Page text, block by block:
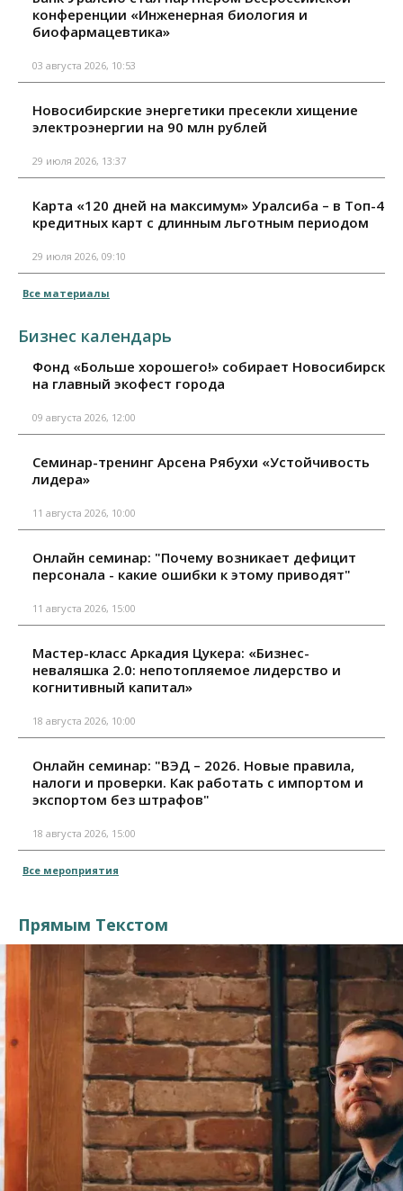
конференции «Инженерная биология и
биофармацевтика»
03 августа 2026, 10:53
Новосибирские энергетики пресекли хищение
электроэнергии на 90 млн рублей
29 июля 2026, 13:37
Карта «120 дней на максимум» Уралсиба – в Топ-4
кредитных карт с длинным льготным периодом
29 июля 2026, 09:10
Все материалы
Бизнес календарь
Фонд «Больше хорошего!» собирает Новосибирск
на главный экофест города
09 августа 2026, 12:00
Семинар-тренинг Арсена Рябухи «Устойчивость
лидера»
11 августа 2026, 10:00
Онлайн семинар: "Почему возникает дефицит
персонала - какие ошибки к этому приводят"
11 августа 2026, 15:00
Мастер-класс Аркадия Цукера: «Бизнес-
неваляшка 2.0: непотопляемое лидерство и
когнитивный капитал»
18 августа 2026, 10:00
Онлайн семинар: "ВЭД – 2026. Новые правила,
налоги и проверки. Как работать с импортом и
экспортом без штрафов"
18 августа 2026, 15:00
Все мероприятия
Прямым Текстом